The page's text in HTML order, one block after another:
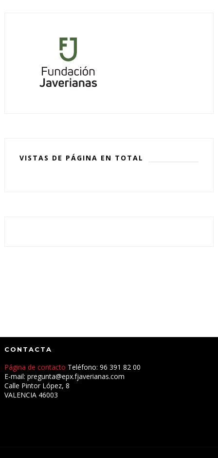
VISTAS DE PÁGINA EN TOTAL
CONTACTA
Página de contacto Teléfono: 96 391 82 00
E-mail: pregunta@epx.fjaverianas.com
Calle Pintor López, 8
VALENCIA 46003